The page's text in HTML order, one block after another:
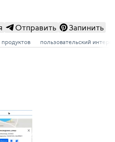
Отправить Запинить
пользовательский